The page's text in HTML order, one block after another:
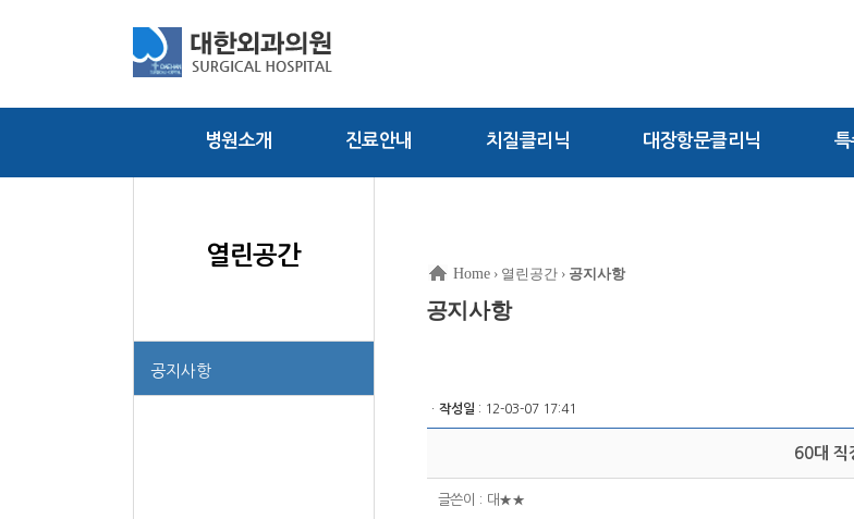
병원소개 진료안내 치질클리닉 대장항문클리닉 특
열린공간
공지사항
Home› 열린공간 › 공지사항
공지사항
ㆍ 작성일 : 12-03-07 17:41
60대 직
글쓴이 : 대★★